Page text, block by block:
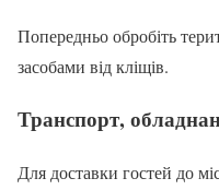
Попередньо обробіть
засобами від кліщів.
Транспорт,
Для доставки гостей до